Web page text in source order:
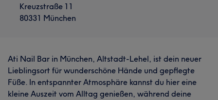
Kreuzstraße 11
80331 München
Ati Nail Bar in München, Altstadt-Lehel, ist dein neuer
Lieblingsort für wunderschöne Hände und gepflegte
Füße. In entspannter Atmosphäre kannst du hier eine
kleine Auszeit vom Alltag genießen, während deine